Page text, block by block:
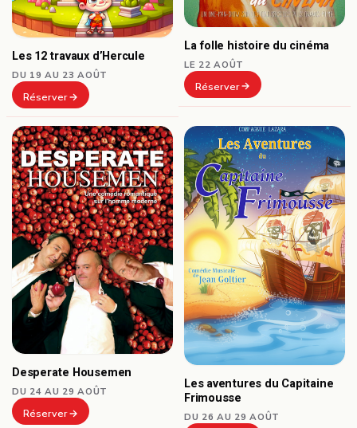
Les 12 travaux d’Hercule
DU 19 AU 23 AOÛT
Réserver
La folle histoire du cinéma
LE 22 AOÛT
Réserver
Desperate Housemen
DU 24 AU 29 AOÛT
Réserver
Les aventures du Capitaine
Frimousse
DU 26 AU 29 AOÛT